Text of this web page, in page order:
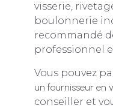
visserie,
boulonnerie
recommandé
professionnel
Vous pouvez
un fournisseur en
conseiller et